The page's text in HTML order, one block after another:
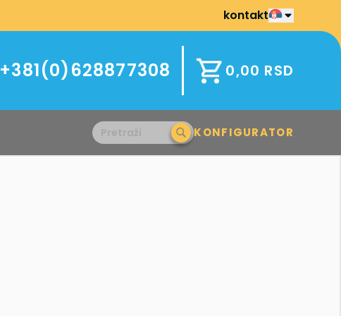
kontakt
+381(0)628877308 0,00 RSD
KONFIGURATOR